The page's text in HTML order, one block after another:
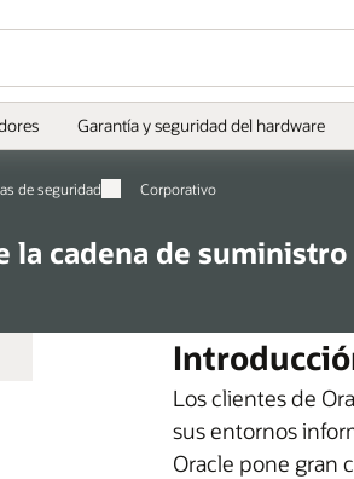
Garantía y seguridad del hardware
de seguridad Corporativo
la cadena de
Los clientes de
sus entornos
Oracle pone gran